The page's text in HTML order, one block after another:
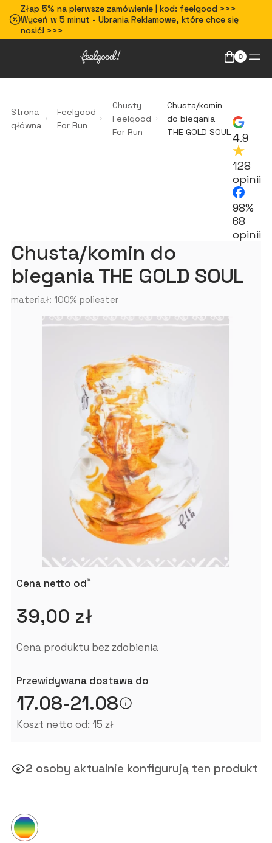
Złap 5% na pierwsze zamówienie | kod: feelgood >>>
Wyceń w 5 minut - Ubrania Reklamowe, które chce się
nosić! >>>
0
Strona
główna
Feelgood
For Run
Chusty
Feelgood
For Run
Chusta/komin
do biegania
THE GOLD SOUL4.9
128
opinii
98%
68
opinii
Chusta/komin do
biegania THE GOLD SOUL
materiał: 100% poliester
Cena netto od*
39,00 zł
Cena produktu bez zdobienia
Przewidywana dostawa do
17.08-21.08
Koszt netto od: 15 zł
2 osoby aktualnie konfigurują ten produkt